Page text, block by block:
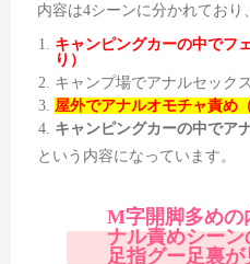
内容は4シーンに分かれており、
キャンピングカーの中でフ
り）
キャンプ場でアナルセックス
屋外でアナルオモチャ責め
キャンピングカーの中でア
という内容になっています。
M字開脚多めの
ナル責めシー
足指グー足裏が